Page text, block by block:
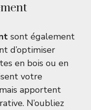
sont également
d’optimiser
en bois ou en
votre
apportent
N’oubliez